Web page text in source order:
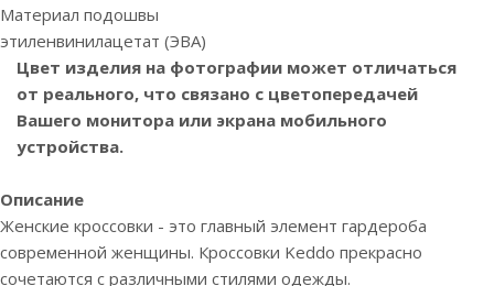
Материал подошвы
этиленвинилацетат (ЭВА)
Цвет изделия на фотографии может отличаться
от реального, что связано с цветопередачей
Вашего монитора или экрана мобильного
устройства.
Описание
Женские кроссовки - это главный элемент гардероба
современной женщины. Кроссовки Keddo прекрасно
сочетаются с различными стилями одежды.